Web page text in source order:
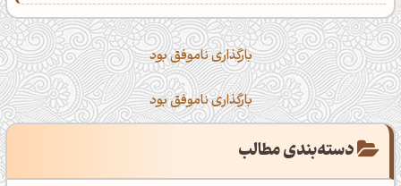
بارگذاری ناموفق بود
بارگذاری ناموفق بود
دسته‌بندی مطالب